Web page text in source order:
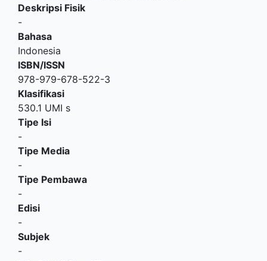
Deskripsi Fisik
-
Bahasa
Indonesia
ISBN/ISSN
978-979-678-522-3
Klasifikasi
530.1 UMI s
Tipe Isi
-
Tipe Media
-
Tipe Pembawa
-
Edisi
-
Subjek
-